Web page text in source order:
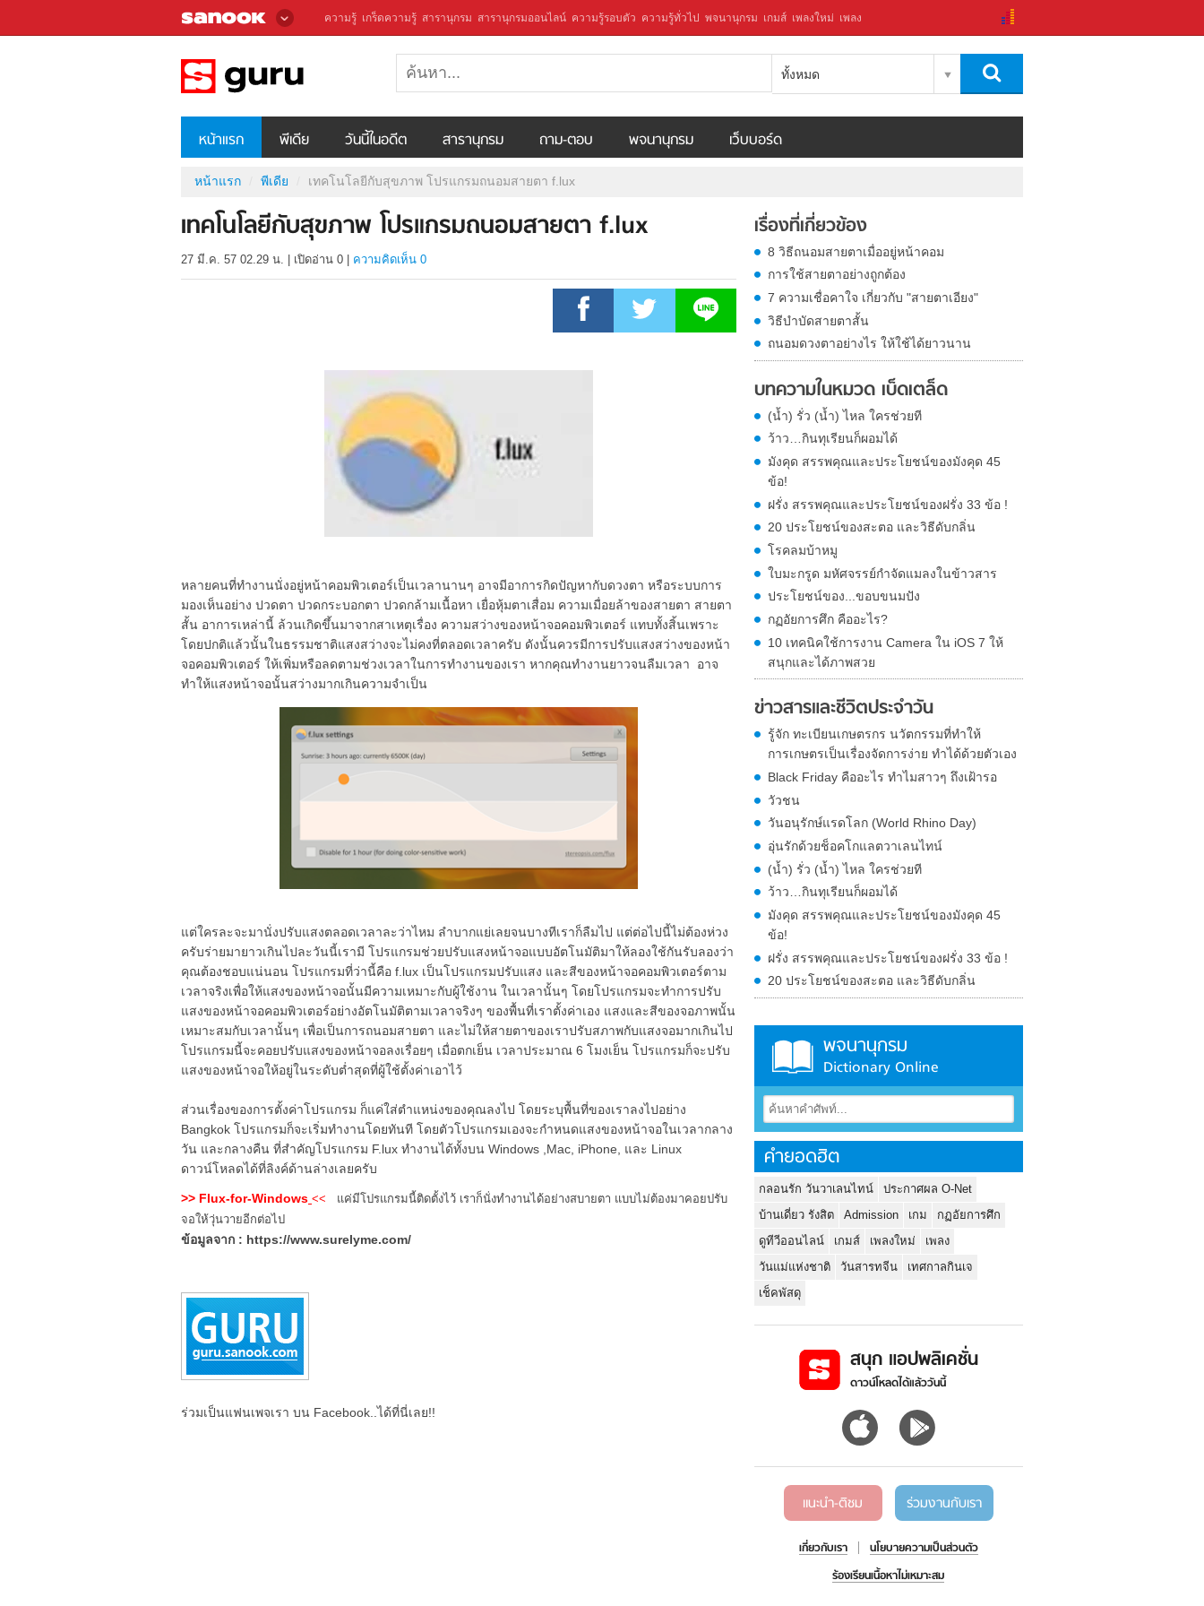
ความรู้ เกร็ดความรู้ สารานุกรม สารานุกรมออนไลน์ ความรู้รอบตัว ความรู้ทั่วไป พจนานุกรม เกมส์ เพลงใหม่ เพลง
ทั้งหมด
หน้าแรก พีเดีย วันนี้ในอดีต สารานุกรม ถาม-ตอบ พจนานุกรม เว็บบอร์ด
หน้าแรก พีเดีย เทคโนโลยีกับสุขภาพ โปรแกรมถนอมสายตา f.lux
เทคโนโลยีกับสุขภาพ โปรแกรมถนอมสายตา f.lux
27 มี.ค. 57 02.29 น. เปิดอ่าน 0 ความคิดเห็น 0
หลายคนที่ทำงานนั่งอยู่หน้าคอมพิวเตอร์เป็นเวลานานๆ อาจมีอาการกิดปัญหากับดวงตา หรือระบบการ
มองเห็นอย่าง ปวดตา ปวดกระบอกตา ปวดกล้ามเนื้อหา เยื่อหุ้มตาเสื่อม ความเมื่อยล้าของสายตา สายตา
สั้น อาการเหล่านี้ ล้วนเกิดขึ้นมาจากสาเหตุเรื่อง ความสว่างของหน้าจอคอมพิวเตอร์ แทบทั้งสิ้นเพราะ
โดยปกติแล้วนั้นในธรรมชาติแสงสว่างจะไม่คงที่ตลอดเวลาครับ ดังนั้นควรมีการปรับแสงสว่างของหน้า
จอคอมพิวเตอร์ ให้เพิ่มหรือลดตามช่วงเวลาในการทำงานของเรา หากคุณทำงานยาวจนลืมเวลา อาจ
ทำให้แสงหน้าจอนั้นสว่างมากเกินความจำเป็น
แต่ใครละจะมานั่งปรับแสงตลอดเวลาละว่าไหม ลำบากแย่เลยจนบางทีเราก็ลืมไป แต่ต่อไปนี้ไม่ต้องห่วง
ครับร่ายมายาวเกินไปละวันนี้เรามี โปรแกรมช่วยปรับแสงหน้าจอแบบอัตโนมัติมาให้ลองใช้กันรับลองว่า
คุณต้องชอบแน่นอน โปรแกรมที่ว่านี้คือ f.lux เป็นโปรแกรมปรับแสง และสีของหน้าจอคอมพิวเตอร์ตาม
เวลาจริงเพื่อให้แสงของหน้าจอนั้นมีความเหมาะกับผู้ใช้งาน ในเวลานั้นๆ โดยโปรแกรมจะทำการปรับ
แสงของหน้าจอคอมพิวเตอร์อย่างอัตโนมัติตามเวลาจริงๆ ของพื้นที่เราตั้งค่าเอง แสงและสีของจอภาพนั้น
เหมาะสมกับเวลานั้นๆ เพื่อเป็นการถนอมสายตา และไม่ให้สายตาของเราปรับสภาพกับแสงจอมากเกินไป
โปรแกรมนี้จะคอยปรับแสงของหน้าจอลงเรื่อยๆ เมื่อตกเย็น เวลาประมาณ 6 โมงเย็น โปรแกรมก็จะปรับ
แสงของหน้าจอให้อยู่ในระดับต่ำสุดที่ผู้ใช้ตั้งค่าเอาไว้
ส่วนเรื่องของการตั้งค่าโปรแกรม ก็แค่ใส่ตำแหน่งของคุณลงไป โดยระบุพื้นที่ของเราลงไปอย่าง
Bangkok โปรแกรมก็จะเริ่มทำงานโดยทันที โดยตัวโปรแกรมเองจะกำหนดแสงของหน้าจอในเวลากลาง
วัน และกลางคืน ที่สำคัญโปรแกรม F.lux ทำงานได้ทั้งบน Windows ,Mac, iPhone, และ Linux
ดาวน์โหลดได้ที่ลิงค์ด้านล่างเลยครับ
>> Flux-for-Windows <<
แค่มีโปรแกรมนี้ติดตั้งไว้ เราก็นั่งทำงานได้อย่างสบายตา แบบไม่ต้องมาคอยปรับ
จอให้วุ่นวายอีกต่อไป
ข้อมูลจาก : https://www.surelyme.com/
ร่วมเป็นแฟนเพจเรา บน Facebook..ได้ที่นี่เลย!!
เรื่องที่เกี่ยวข้อง
8 วิธีถนอมสายตาเมื่ออยู่หน้าคอม
การใช้สายตาอย่างถูกต้อง
7 ความเชื่อคาใจ เกี่ยวกับ "สายตาเอียง"
วิธีบำบัดสายตาสั้น
ถนอมดวงตาอย่างไร ให้ใช้ได้ยาวนาน
บทความในหมวด เบ็ดเตล็ด
(น้ำ) รั่ว (น้ำ) ไหล ใครช่วยที
ว้าว…กินทุเรียนก็ผอมได้
มังคุด สรรพคุณและประโยชน์ของมังคุด 45
ข้อ!
ฝรั่ง สรรพคุณและประโยชน์ของฝรั่ง 33 ข้อ !
20 ประโยชน์ของสะตอ และวิธีดับกลิ่น
โรคลมบ้าหมู
ใบมะกรูด มหัศจรรย์กำจัดแมลงในข้าวสาร
ประโยชน์ของ...ขอบขนมปัง
กฏอัยการศึก คืออะไร?
10 เทคนิคใช้การงาน Camera ใน iOS 7 ให้
สนุกและได้ภาพสวย
ข่าวสารและชีวิตประจำวัน
รู้จัก ทะเบียนเกษตรกร นวัตกรรมที่ทำให้
การเกษตรเป็นเรื่องจัดการง่าย ทำได้ด้วยตัวเอง
Black Friday คืออะไร ทำไมสาวๆ ถึงเฝ้ารอ
วัวชน
วันอนุรักษ์แรดโลก (World Rhino Day)
อุ่นรักด้วยช็อคโกแลตวาเลนไทน์
(น้ำ) รั่ว (น้ำ) ไหล ใครช่วยที
ว้าว…กินทุเรียนก็ผอมได้
มังคุด สรรพคุณและประโยชน์ของมังคุด 45
ข้อ!
ฝรั่ง สรรพคุณและประโยชน์ของฝรั่ง 33 ข้อ !
20 ประโยชน์ของสะตอ และวิธีดับกลิ่น
พจนานุกรม
Dictionary Online
คำยอดฮิต
กลอนรัก วันวาเลนไทน์
ประกาศผล O-Net
บ้านเดี่ยว รังสิต
Admission เกม
กฏอัยการศึก
ดูทีวีออนไลน์
เกมส์ เพลงใหม่
เพลง
วันแม่แห่งชาติ
วันสารทจีน
เทศกาลกินเจ
เช็คพัสดุ
สนุก แอปพลิเคชั่น
ดาวน์โหลดได้แล้ววันนี้
แนะนำ-ติชม ร่วมงานกับเรา
เกี่ยวกับเรา
นโยบายความเป็นส่วนตัว
ร้องเรียนเนื้อหาไม่เหมาะสม